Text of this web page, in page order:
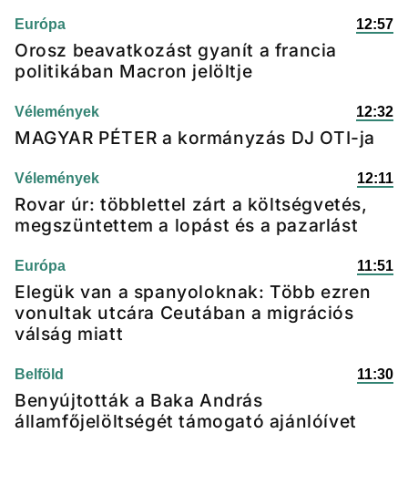
Európa 12:57
Orosz beavatkozást gyanít a francia
politikában Macron jelöltje
Vélemények 12:32
MAGYAR PÉTER a kormányzás DJ OTI-ja
Vélemények 12:11
Rovar úr: többlettel zárt a költségvetés,
megszüntettem a lopást és a pazarlást
Európa 11:51
Elegük van a spanyoloknak: Több ezren
vonultak utcára Ceutában a migrációs
válság miatt
Belföld 11:30
Benyújtották a Baka András
államfőjelöltségét támogató ajánlóívet